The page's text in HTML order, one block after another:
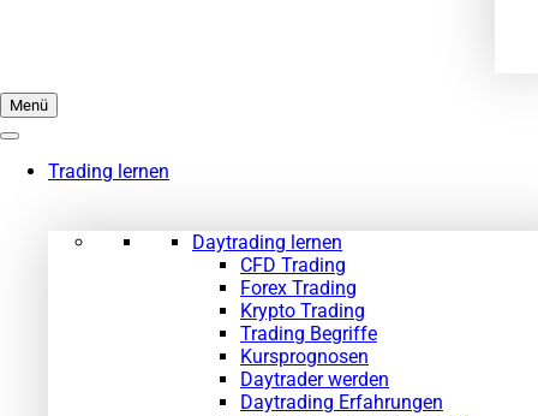
Menü
Trading lernen
Daytrading lernen
CFD Trading
Forex Trading
Krypto Trading
Trading Begriffe
Kursprognosen
Daytrader werden
Daytrading Erfahrungen